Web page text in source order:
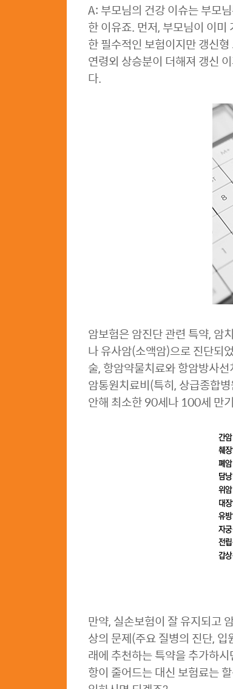
A: 부모님의 건강 이슈는 부모
한 이유죠. 먼저, 부모님이 이
한 필수적인 보험이지만 갱신
연령외 상승분이 더해져 갱신
다.
암보험은 암진단 관련 특약, 암
나 유사암(소액암)으로 진단되
술, 항암약물치료와 항암방사
암통원치료비(특히, 상급종합
안해 최소한 90세나 100세 만
만약, 실손보험이 잘 유지되고
상의 문제(주요 질병의 진단,
래에 추천하는 특약을 추가하
항이 줄어드는 대신 보험료는